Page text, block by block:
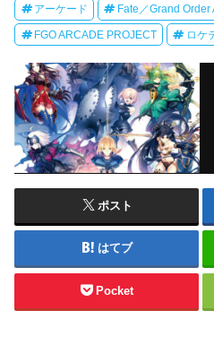
アーケード Fate／Grand Order
FGO ARCADE PROJECT ロケ
ポスト
はてブ
Pocket